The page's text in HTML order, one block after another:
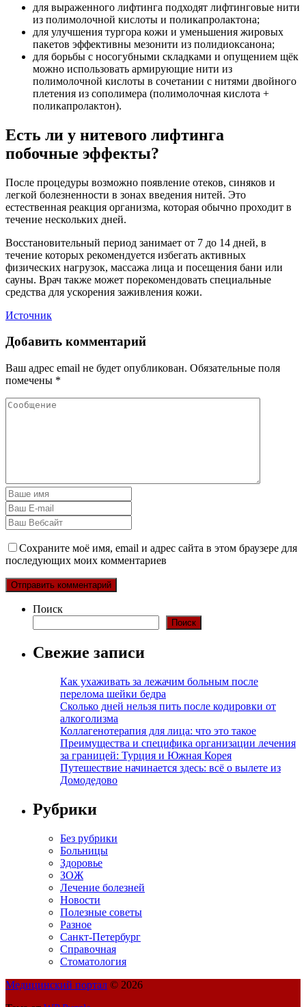
для выраженного лифтинга подходят лифтинговые нити
из полимолочной кислоты и поликапролактона;
для улучшения тургора кожи и уменьшения жировых
пакетов эффективны мезонити из полидиоксанона;
для борьбы с носогубными складками и опущением щёк
можно использовать армирующие нити из
полимолочной кислоты в сочетании с нитями двойного
плетения из сополимера (полимолочная кислота +
поликапролактон).
Есть ли у нитевого лифтинга
побочные эффекты?
После процедуры возможно появление отеков, синяков и
легкой болезненности в зонах введения нитей. Это
естественная реакция организма, которая обычно проходит в
течение нескольких дней.
Восстановительный период занимает от 7 до 14 дней, в
течение которых рекомендуется избегать активных
физических нагрузок, массажа лица и посещения бани или
сауны. Врач также может порекомендовать специальные
средства для ускорения заживления кожи.
Источник
Добавить комментарий
Ваш адрес email не будет опубликован. Обязательные поля
помечены *
Сохраните моё имя, email и адрес сайта в этом браузере для
последующих моих комментариев
Поиск
Поиск
Свежие записи
Как ухаживать за лежачим больным после
перелома шейки бедра
Сколько дней нельзя пить после кодировки от
алкоголизма
Коллагенотерапия для лица: что это такое
Преимущества и специфика организации лечения
за границей: Турция и Южная Корея
Путешествие начинается здесь: всё о вылете из
Домодедово
Рубрики
Без рубрики
Больницы
Здоровье
ЗОЖ
Лечение болезней
Новости
Полезные советы
Разное
Санкт-Петербург
Справочная
Стоматология
Медицинский портал © 2026